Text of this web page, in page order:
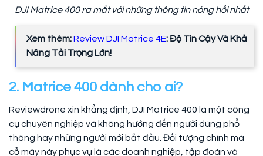
DJI Matrice 400 ra mắt với những thông tin nóng hổi nhất
Xem thêm:Review DJI Matrice 4E: Độ Tin Cậy Và Khả
Năng Tải Trọng Lớn!
2. Matrice 400 dành cho ai?
Reviewdrone xin khẳng định, DJI Matrice 400 là một công
cụ chuyên nghiệp và không hướng đến người dùng phổ
thông hay những người mới bắt đầu. Đối tượng chính mà
cỗ máy này phục vụ là các doanh nghiệp, tập đoàn và